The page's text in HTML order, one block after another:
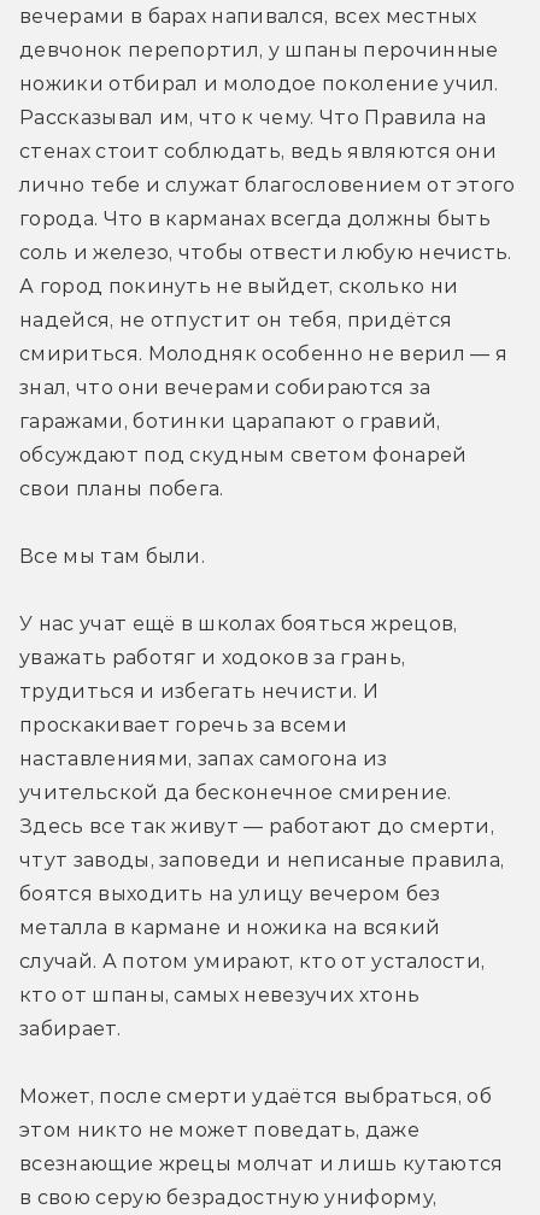
вечерами в барах напивался, всех местных
девчонок перепортил, у шпаны перочинные
ножики отбирал и молодое поколение учил.
Рассказывал им, что к чему. Что Правила на
стенах стоит соблюдать, ведь являются они
лично тебе и служат благословением от этого
города. Что в карманах всегда должны быть
соль и железо, чтобы отвести любую нечисть.
А город покинуть не выйдет, сколько ни
надейся, не отпустит он тебя, придётся
смириться. Молодняк особенно не верил — я
знал, что они вечерами собираются за
гаражами, ботинки царапают о гравий,
обсуждают под скудным светом фонарей
свои планы побега.
Все мы там были.
У нас учат ещё в школах бояться жрецов,
уважать работяг и ходоков за грань,
трудиться и избегать нечисти. И
проскакивает горечь за всеми
наставлениями, запах самогона из
учительской да бесконечное смирение.
Здесь все так живут — работают до смерти,
чтут заводы, заповеди и неписаные правила,
боятся выходить на улицу вечером без
металла в кармане и ножика на всякий
случай. А потом умирают, кто от усталости,
кто от шпаны, самых невезучих хтонь
забирает.
Может, после смерти удаётся выбраться, об
этом никто не может поведать, даже
всезнающие жрецы молчат и лишь кутаются
в свою серую безрадостную униформу,